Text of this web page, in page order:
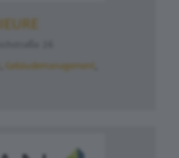
Gebäudemanagement